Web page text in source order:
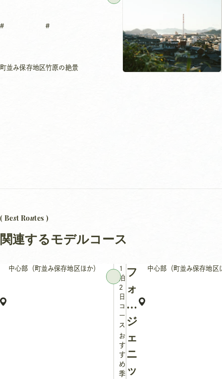
町並み保存地区竹原の絶景
( Best Routes )
関連するモデルコース
中心部（町並み保存地区ほか）
1
泊
2
日
コ
ー
ス
お
す
す
め
季
フ
ォ
ト
ジ
ェ
ニ
ッ
中心部（町並み保存地区